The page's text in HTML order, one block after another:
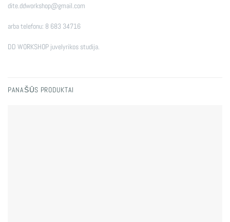
dite.ddworkshop@gmail.com
arba telefonu: 8 683 34716
DD WORKSHOP juvelyrikos studija.
PANAŠŪS PRODUKTAI